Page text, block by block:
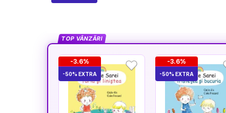
TOP VÂNZĂRI
-3.6%
-50% EXTRA
-3.6%
-50% EXTRA